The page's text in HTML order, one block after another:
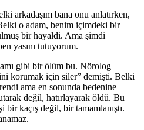
arkadaşım bana onu anlatırken,
o adam, benim içimdeki bir
bir hayaldi. Ama şimdi
yasını tutuyorum.
gibi bir ölüm bu. Nörolog
korumak için siler” demişti. Belki
ama en sonunda bedenine
değil, hatırlayarak öldü. Bu
bir kaçış değil, bir tamamlanıştı.